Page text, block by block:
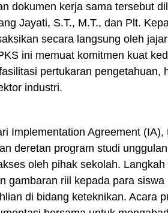
dokumen kerja sama tersebut
Jayati, S.T., M.T., dan Plt.
secara langsung oleh
ini memuat komitmen kuat
pertukaran pengetahuan,
industri.
Implementation Agreement
deretan program studi
oleh pihak sekolah.
gambaran riil kepada para
di bidang keteknikan. Acara